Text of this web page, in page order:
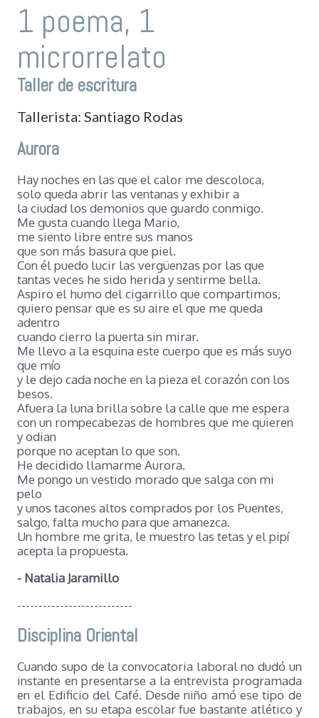
1 poema, 1
microrrelato
Taller de escritura
Tallerista: Santiago Rodas
Aurora
Hay noches en las que el calor me descoloca,
solo queda abrir las ventanas y exhibir a
la ciudad los demonios que guardo conmigo.
Me gusta cuando llega Mario,
me siento libre entre sus manos
que son más basura que piel.
Con él puedo lucir las vergüenzas por las que
tantas veces he sido herida y sentirme bella.
Aspiro el humo del cigarrillo que compartimos,
quiero pensar que es su aire el que me queda
adentro
cuando cierro la puerta sin mirar.
Me llevo a la esquina este cuerpo que es más suyo
que mío
y le dejo cada noche en la pieza el corazón con los
besos.
Afuera la luna brilla sobre la calle que me espera
con un rompecabezas de hombres que me quieren
y odian
porque no aceptan lo que son.
He decidido llamarme Aurora.
Me pongo un vestido morado que salga con mi
pelo
y unos tacones altos comprados por los Puentes,
salgo, falta mucho para que amanezca.
Un hombre me grita, le muestro las tetas y el pipí
acepta la propuesta.
- Natalia Jaramillo
---------------------------
Disciplina Oriental
Cuando supo de la convocatoria laboral no dudó un
instante en presentarse a la entrevista programada
en el Edificio del Café. Desde niño amó ese tipo de
trabajos, en su etapa escolar fue bastante atlético y